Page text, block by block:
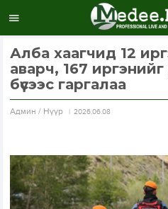
Алба хаагчид 12
аварч, 167
бүсээс гаргалаа
Aдмин / Нүүр 2026.06.08